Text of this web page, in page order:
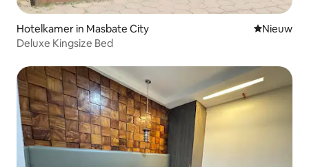
Hotelkamer in Masbate City Nieuwe
Nieuw
Deluxe Kingsize Bed